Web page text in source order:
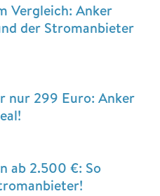
Vergleich: Anker
der Stromanbieter
nur 299 Euro: Anker
ab 2.500 €: So